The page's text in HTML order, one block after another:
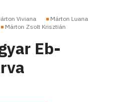
Viviana
Márton Luana
Márton Zsolt Krisztián
Eb-